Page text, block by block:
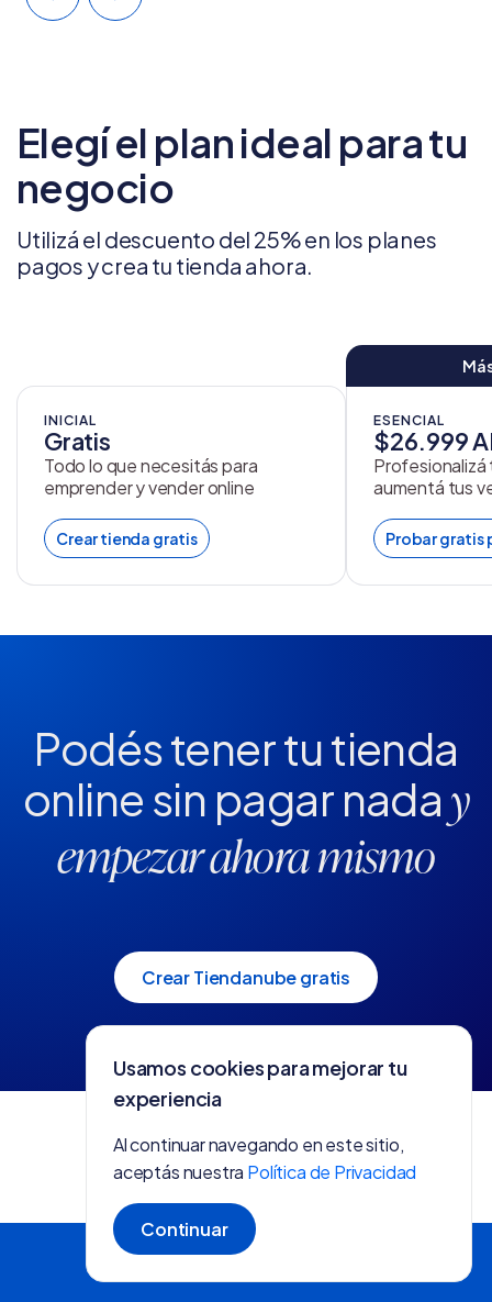
Usamos cookies para mejorar tu
experiencia
Al continuar navegando en este sitio,
aceptás nuestra Política de Privacidad
Continuar
Elegí el plan ideal para tu
negocio
Utilizá el descuento del 25% en los planes
pagos y crea tu tienda ahora.
INICIAL
Gratis
Todo lo que necesitás para
emprender y vender online
Crear tienda gratis
ESENCIAL
$26.999
aumentá tus
Probar gratis
Podés tener tu tienda
onlinesin pagar nada y
empezar ahora mismo
Crear Tiendanube gratis
Crear tienda gratis